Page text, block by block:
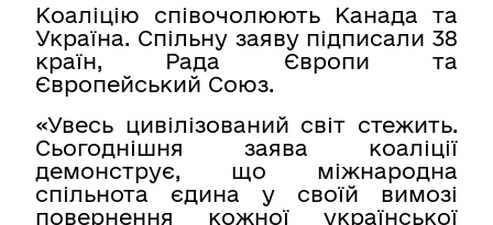
Коаліцію співочолюють Канада та
Україна. Спільну заяву підписали 38
країн, Рада Європи та
Європейський Союз.
«Увесь цивілізований світ стежить.
Сьогоднішня заява коаліції
демонструє, що міжнародна
спільнота єдина у своїй вимозі
повернення кожної української